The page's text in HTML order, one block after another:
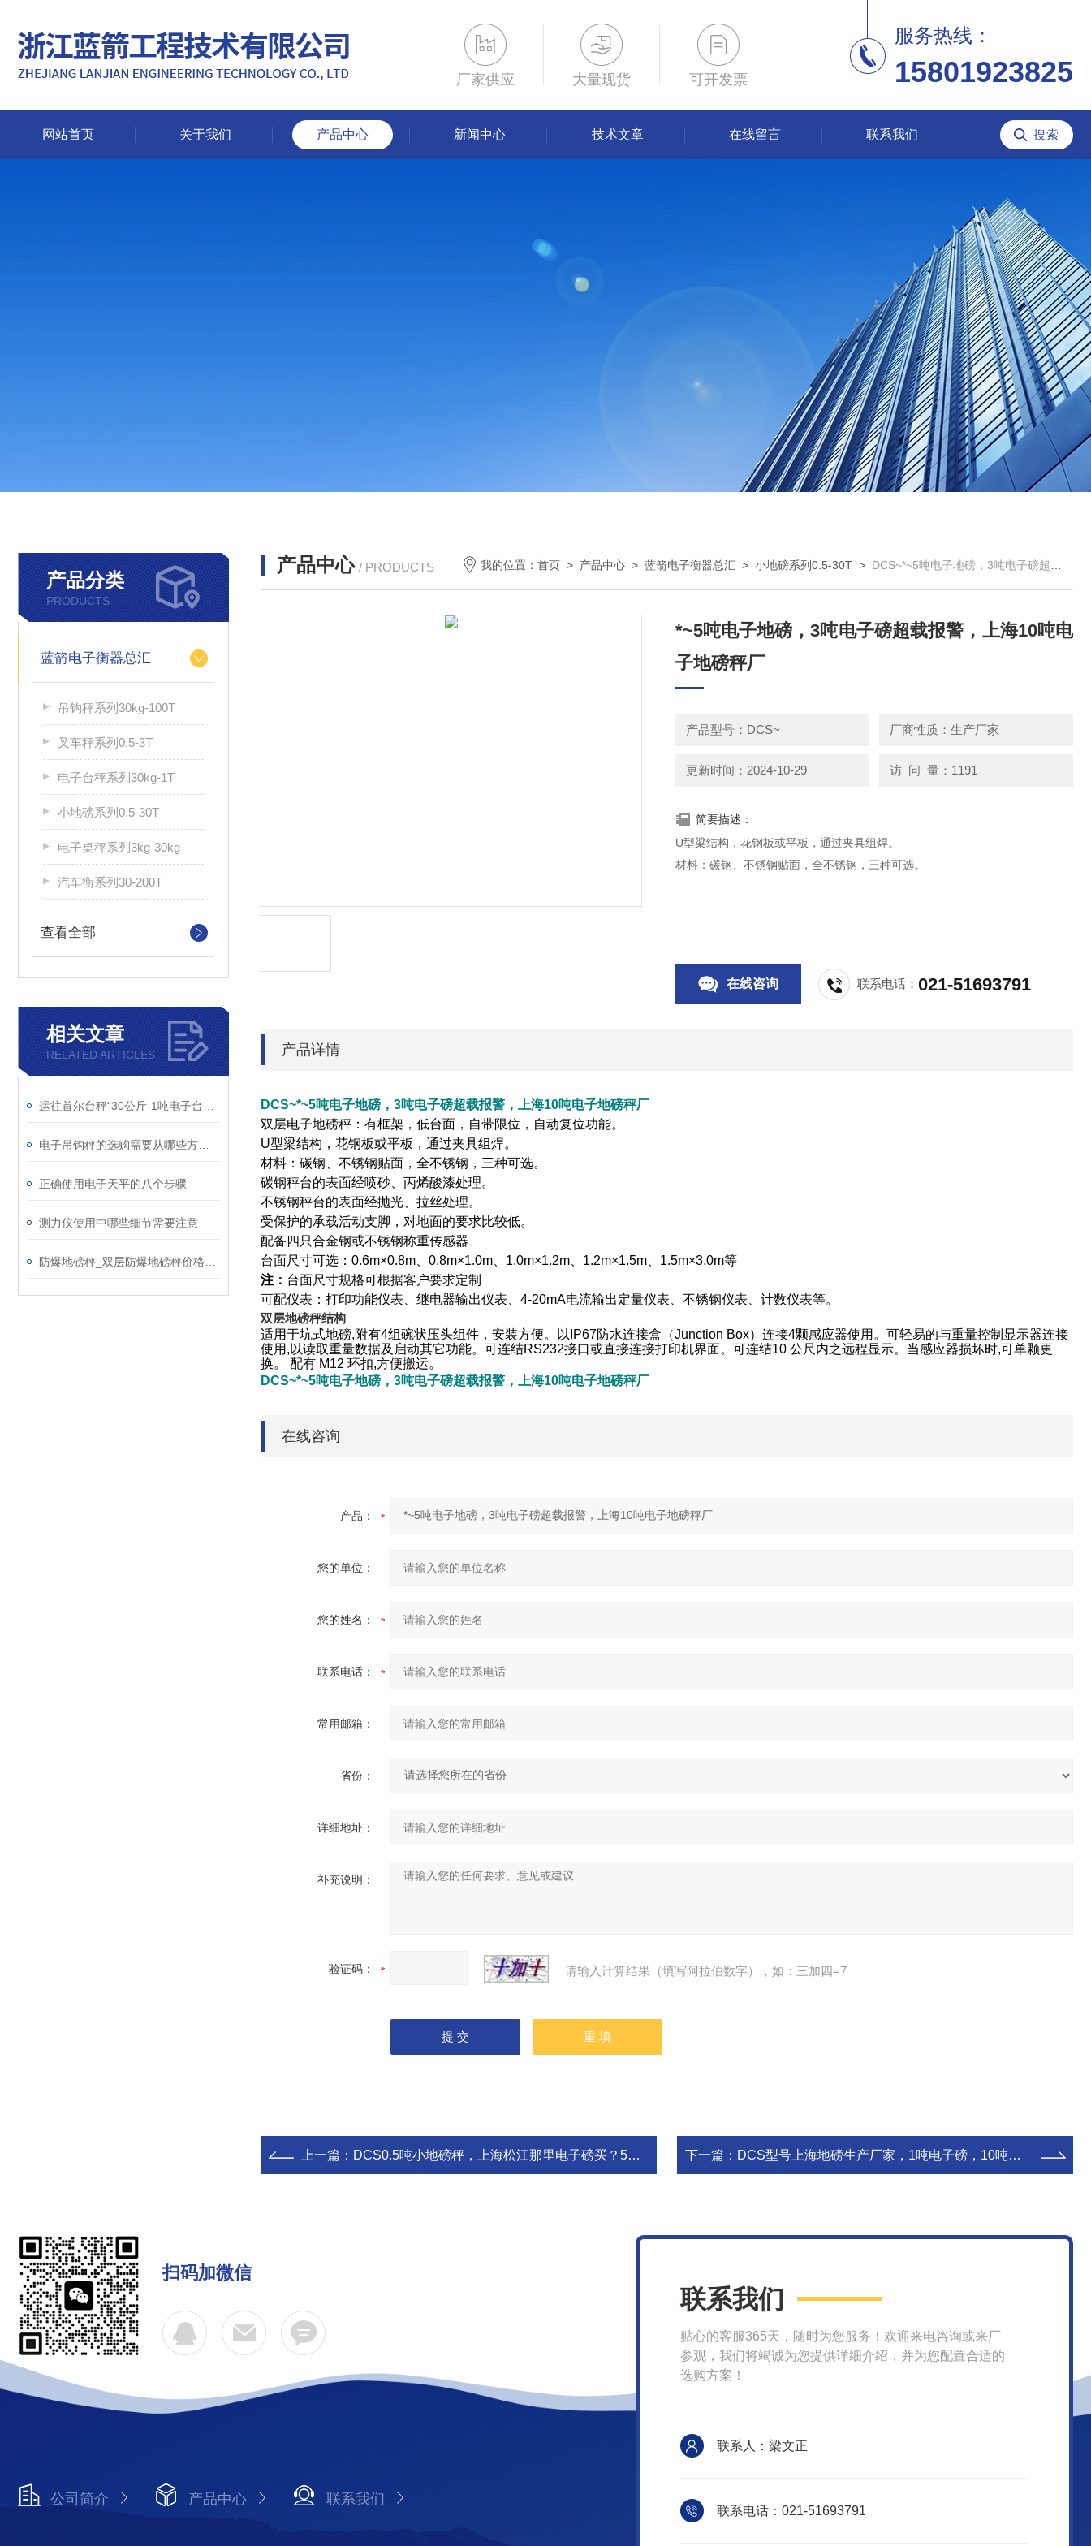
厂家供应 大量现货 可开发票
服务热线：
15801923825
网站首页 关于我们 产品中心 新闻中心 技术文章 在线留言 联系我们
产品分类
PRODUCTS
蓝箭电子衡器总汇
吊钩秤系列30kg-100T
叉车秤系列0.5-3T
电子台秤系列30kg-1T
小地磅系列0.5-30T
电子桌秤系列3kg-30kg
汽车衡系列30-200T
查看全部
相关文章
RELATED ARTICLES
正确使用电子天平的八个步骤
测力仪使用中哪些细节需要注意
产品中心 / PRODUCTS 我的位置：首页 > 产品中心 >蓝箭电子衡器总汇 >小地磅系列0.5-30T > DCS~*~5吨电子地磅，3吨电子磅超载报警，上海10吨电子地磅秤厂
*~5吨电子地磅，3吨电子磅超载报警，上海10吨电
子地磅秤厂
产品型号：DCS~ 厂商性质：生产厂家
更新时间：2024-10-29 访 问 量：1191
简要描述：
U型梁结构，花钢板或平板，通过夹具组焊。
材料：碳钢、不锈钢贴面，全不锈钢，三种可选。
在线咨询 联系电话：021-51693791
产品详情
DCS~*~5吨电子地磅，3吨电子磅超载报警，上海10吨电子地磅秤厂
双层电子地磅秤：有框架，低台面，自带限位，自动复位功能。
U型梁结构，花钢板或平板，通过夹具组焊。
材料：碳钢、不锈钢贴面，全不锈钢，三种可选。
碳钢秤台的表面经喷砂、丙烯酸漆处理。
不锈钢秤台的表面经抛光、拉丝处理。
受保护的承载活动支脚，对地面的要求比较低。
配备四只合金钢或不锈钢称重传感器
台面尺寸可选： 0.6m×0.8m 0.8m×1.0m 1.0m×1.2m 1.2m×1.5m 1.5m×3.0m等
注： 台面尺寸规格可根据客户要求定制
可配仪表：打印功能仪表、继电器输出仪表、 4-20mA电流输出定量仪表、不锈钢仪表、计数仪表等。
双层地磅秤结构
适用于坑式地磅,附有4组碗状压头组件，安装方便。以IP67防水连接盒（Junction Box）连接4颗感应器使用。可轻易的与重量控制显示器连接
使用,以读取重量数据及启动其它功能。可连结RS232接口或直接连接打印机界面。可连结10 公尺内之远程显示。当感应器损坏时,可单颗更
换。 配有 M12 环扣,方便搬运。
DCS~*~5吨电子地磅，3吨电子磅超载报警，上海10吨电子地磅秤厂
在线咨询
产品：
您的单位：
您的姓名：
联系电话：
常用邮箱：
省份：
详细地址：
补充说明：
验证码： 请输入计算结果（填写阿拉伯数字），如：三加四=7
上一篇： DCS0.5吨小地磅秤，上海松江那里电子磅买？5吨地磅秤价格 下一篇： DCS型号上海地磅生产厂家，1吨电子磅，10吨电子磅秤供应
扫码加微信
公司简介 产品中心 联系我们
联系我们
贴心的客服365天，随时为您服务！欢迎来电咨询或来厂
参观，我们将竭诚为您提供详细介绍，并为您配置合适的
选购方案！
联系人：梁文正
联系电话：021-51693791